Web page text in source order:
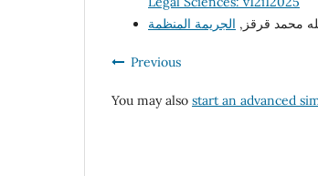
محمد قرقز,
Previous
You may also start an advanced